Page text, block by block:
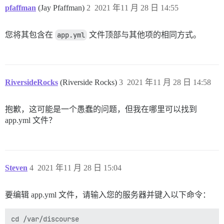
pfaffman (Jay Pfaffman) 2021 年11 月 28 日 14:55
2
您将其包含在 app.yml 文件顶部与其他项的相同方式。
RiversideRocks (Riverside Rocks) 2021 年11 月 28 日 14:58
3
抱歉，这可能是一个愚蠢的问题，但我在哪里可以找到
app.yml 文件？
Steven 2021 年11 月 28 日 15:04
4
要编辑 app.yml 文件，请输入您的服务器并键入以下命令：
cd /var/discourse